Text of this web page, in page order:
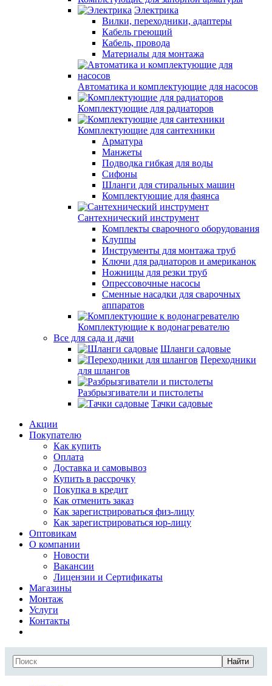
Электрика
Вилки, переходники, адаптеры
Кабель греющий
Кабель, провода
Материалы для монтажа
Автоматика и комплектующие для насосов
Комплектующие для радиаторов
Комплектующие для сантехники
Арматура
Манжеты
Подводка гибкая для воды
Сифоны
Шланги для стиральных машин
Комплектующие для фаянса
Сантехнический инструмент
Комплекты сварочного оборудования
Клуппы
Инструменты для монтажа труб
Ключи для радиаторов и американок
Ножницы для резки труб
Опрессовочные насосы
Сменные насадки для сварочных
аппаратов
Комплектующие к водонагревателю
Все для сада и дачи
Шланги садовые
Переходники
для шлангов
Разбрызгиватели и пистолеты
Тачки садовые
Акции
Покупателю
Как купить
Оплата
Доставка и самовывоз
Купить в рассрочку
Покупка в кредит
Как отменить заказ
Как зарегистрироваться физ-лицу
Как зарегистрироваться юр-лицу
Оптовикам
О компании
Новости
Вакансии
Лицензии и Сертификаты
Магазины
Монтаж
Услуги
Контакты
Найти